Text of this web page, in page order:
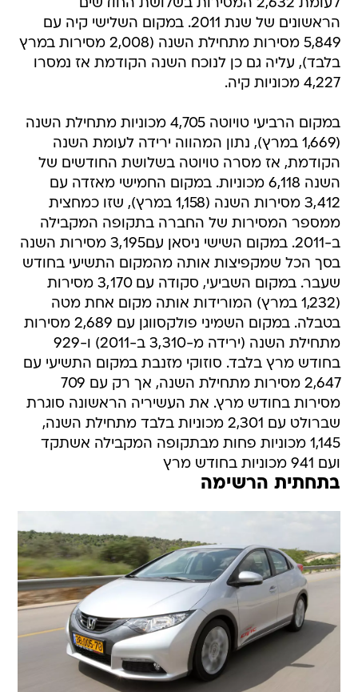
לעומת 2,632 המסירות בשלושת החודשים
הראשונים של שנת 2011. במקום השלישי קיה עם
5,849 מסירות מתחילת השנה (2,008 מסירות במרץ
בלבד), עליה גם כן לנוכח השנה הקודמת אז נמסרו
4,227 מכוניות קיה.
במקום הרביעי טויוטה 4,705 מכוניות מתחילת השנה
(1,669 במרץ), נתון המהווה ירידה לעומת השנה
הקודמת, אז מסרה טויוטה בשלושת החודשים של
השנה 6,118 מכוניות. במקום החמישי מאזדה עם
3,412 מסירות השנה (1,158 במרץ), שזו כמחצית
ממספר המסירות של החברה בתקופה המקבילה
ב-2011. במקום השישי ניסאן עם3,195 מסירות השנה
בסך הכל שמקפיצות אותה מהמקום התשיעי בחודש
שעבר. במקום השביעי, סקודה עם 3,170 מסירות
(1,232 במרץ) המורידות אותה מקום אחת מטה
בטבלה. במקום השמיני פולקסווגן עם 2,689 מסירות
מתחילת השנה (ירידה מ-3,310 ב-2011) ו-929
בחודש מרץ בלבד. סוזוקי מזנבת במקום התשיעי עם
2,647 מסירות מתחילת השנה, אך רק עם 709
מסירות בחודש מרץ. את העשיריה הראשונה סוגרת
שברולט עם 2,301 מכוניות בלבד מתחילת השנה,
1,145 מכוניות פחות מבתקופה המקבילה אשתקד
ועם 941 מכוניות בחודש מרץ
בתחתית הרשימה